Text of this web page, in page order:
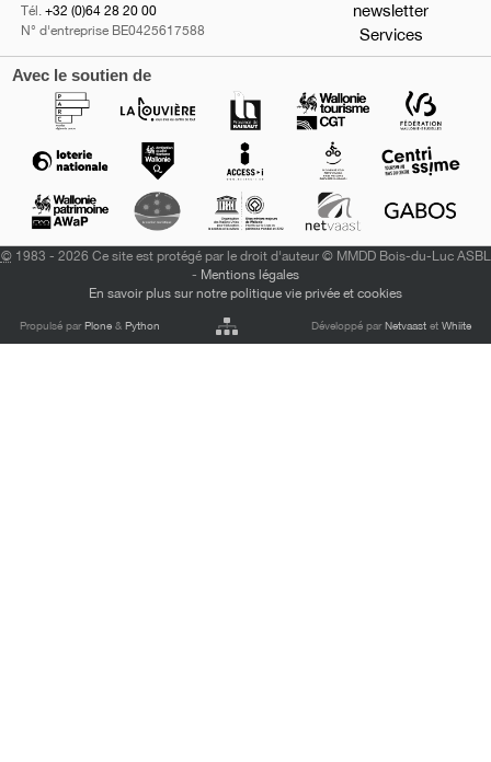
Tél. +32 (0)64 28 20 00
N° d'entreprise BE0425617588
newsletter
Services
Avec le soutien de
©1983 - 2026 Ce site est protégé par le droit d'auteur © MMDD Bois-du-Luc ASBL
- Mentions légales
En savoir plus sur notre politique vie privée et cookies
Propulsé parPlone &Python Développé parNetvaastet Whiite